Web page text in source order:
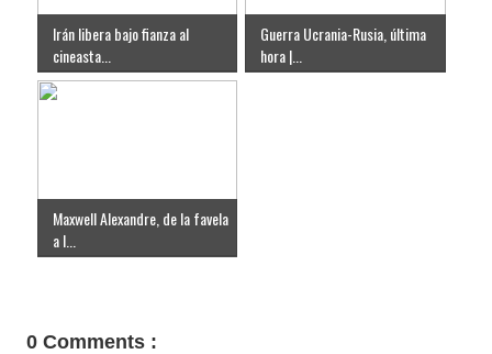
Irán libera bajo fianza al
cineasta...
Guerra Ucrania-Rusia, última
hora |...
Maxwell Alexandre, de la favela
a l...
0 Comments :